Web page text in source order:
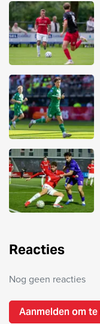
Reacties
Nog geen reacties
Aanmelden om